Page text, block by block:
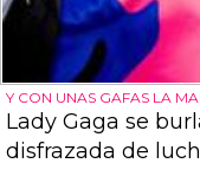
Y CON UNAS GAFAS LA
Lady Gaga se
disfrazada de